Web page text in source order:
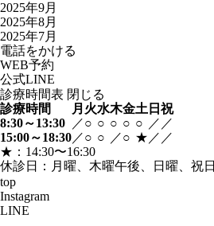
2025年9月
2025年8月
2025年7月
電話をかける
WEB予約
公式LINE
診療時間表 閉じる
診療時間
月 火水木金土 日祝
8:30～13:30
／○ ○ ○ ○ ○ ／ ／
15:00～18:30／○ ○ ／○ ★ ／ ／
★：14:30〜16:30
休診日：月曜、木曜午後、日曜、祝日
top
Instagram
LINE